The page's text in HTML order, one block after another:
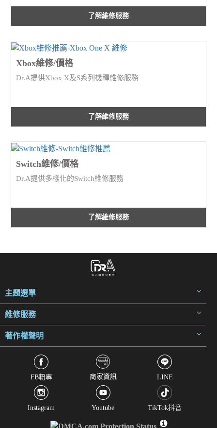
了解維修服務
Xbox維修/價格
Dr.A提供Xbox X及S系列機種維修服務
了解維修服務
Switch維修/價格
Dr.A提供多樣化的Switch維修服務
了解維修服務
主題選單
維修服務
著作權聲明
FB粉專 商家資訊 LINE
Instagram Youtube TikTok抖音